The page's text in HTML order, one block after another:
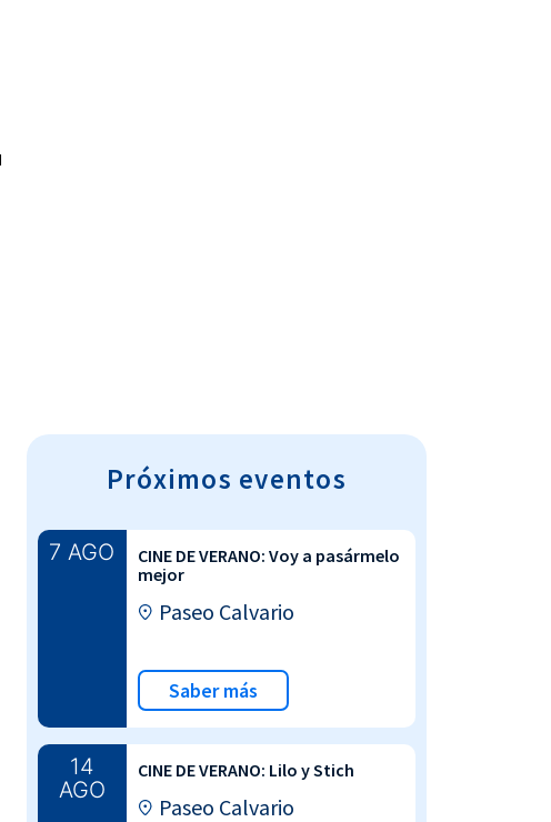
Próximos eventos
7 AGO
CINE DE VERANO: Voy a pasármelo
mejor
Paseo Calvario
Saber más
14
AGO
CINE DE VERANO: Lilo y Stich
Paseo Calvario